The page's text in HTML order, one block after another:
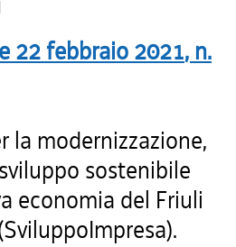
22 febbraio 2021, n.
la modernizzazione,
sostenibile
economia del Friuli